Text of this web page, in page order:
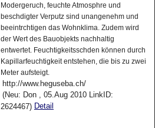
Modergeruch, feuchte Atmosphre und
beschdigter Verputz sind unangenehm und
beeintrchtigen das Wohnklima. Zudem wird
der Wert des Bauobjekts nachhaltig
entwertet. Feuchtigkeitsschden können durch
Kapillarfeuchtigkeit entstehen, die bis zu zwei
Meter aufsteigt.
http://www.heguseba.ch/
(Neu: Don , 05.Aug 2010 LinkID:
2624467) Detail